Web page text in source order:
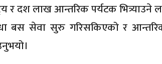
र दश लाख आन्तरिक पर्यटक
बस सेवा सुरु गरिसकिएको र